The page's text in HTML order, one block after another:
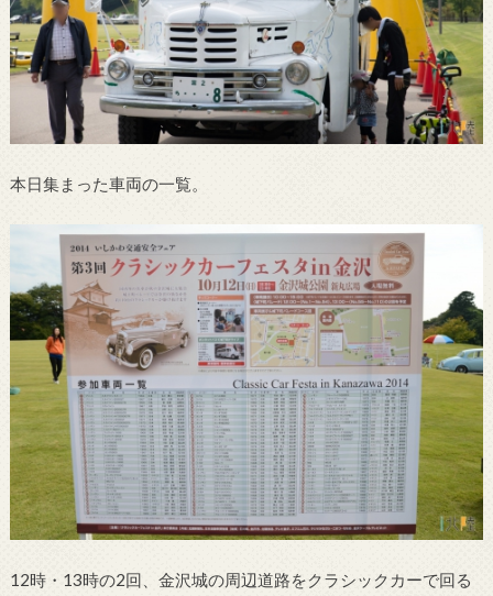
本日集まった車両の一覧。
12時・13時の2回、金沢城の周辺道路をクラシックカーで回る